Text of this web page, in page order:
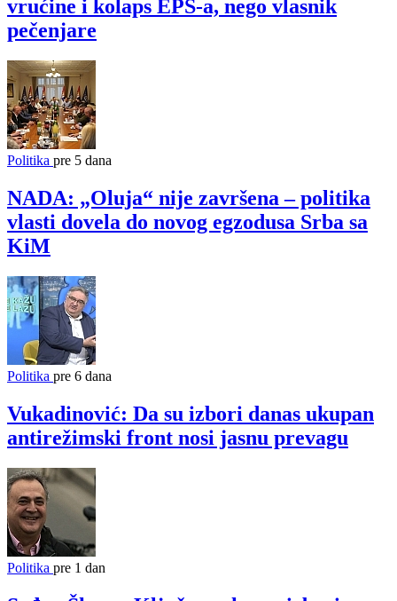
vrućine i kolaps EPS-a, nego vlasnik
pečenjare
Politika pre 5 dana
NADA: „Oluja“ nije završena – politika
vlasti dovela do novog egzodusa Srba sa
KiM
Politika pre 6 dana
Vukadinović: Da su izbori danas ukupan
antirežimski front nosi jasnu prevagu
Politika pre 1 dan